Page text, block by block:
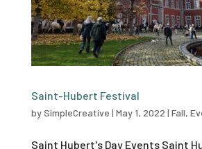
Saint-Hubert Festival
bySimpleCreative | May 1, 2022 | Fall,
Saint Hubert's Day Events Saint